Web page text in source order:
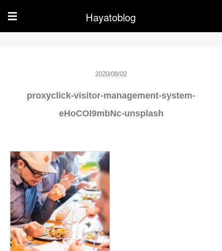
☰ Hayatoblog
2020/08/02
proxyclick-visitor-management-system-
eHoCOI9mbNc-unsplash